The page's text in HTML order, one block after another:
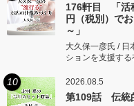
176軒目 「活
円（税別）で
～」
大久保一彦氏 / 日
ションを支援す
10 2026.08.5
第109話 伝統